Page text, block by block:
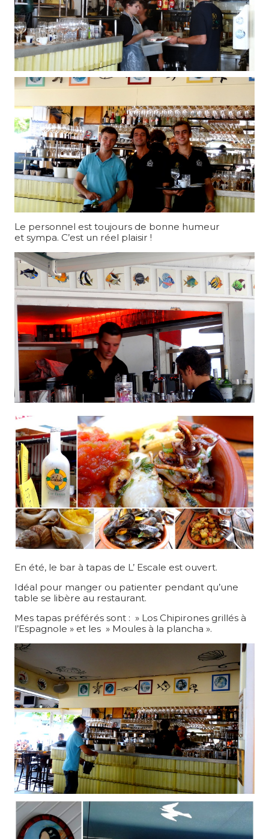
Le personnel est toujours de bonne humeur
et sympa. C’est un réel plaisir !
En été, le bar à tapas de L’ Escale est ouvert.
Idéal pour manger ou patienter pendant qu’une
table se libère au restaurant.
Mes tapas préférés sont : » Los Chipirones grillés à
l’Espagnole » et les » Moules à la plancha ».